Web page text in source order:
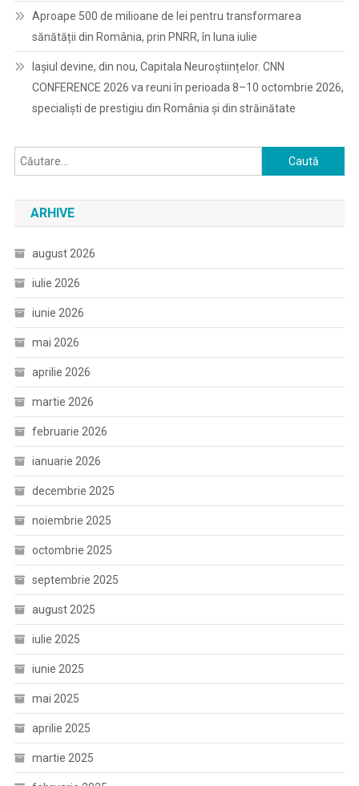
Aproape 500 de milioane de lei pentru transformarea
sănătății din România, prin PNRR, în luna iulie
Iașiul devine, din nou, Capitala Neuroștiințelor. CNN
CONFERENCE 2026 va reuni în perioada 8–10 octombrie 2026,
specialiști de prestigiu din România și din străinătate
Caută
după:
ARHIVE
august 2026
iulie 2026
iunie 2026
mai 2026
aprilie 2026
martie 2026
februarie 2026
ianuarie 2026
decembrie 2025
noiembrie 2025
octombrie 2025
septembrie 2025
august 2025
iulie 2025
iunie 2025
mai 2025
aprilie 2025
martie 2025